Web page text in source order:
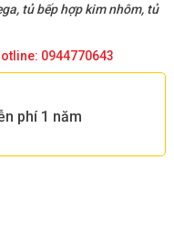
tủ bếp hợp kim nhôm, tủ
0944770643
phí 1 năm